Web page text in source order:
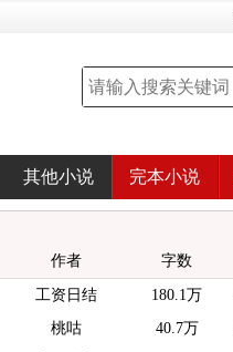
其他小说 完本小说
作者 字数
工资日结 180.1万
桃咕 40.7万